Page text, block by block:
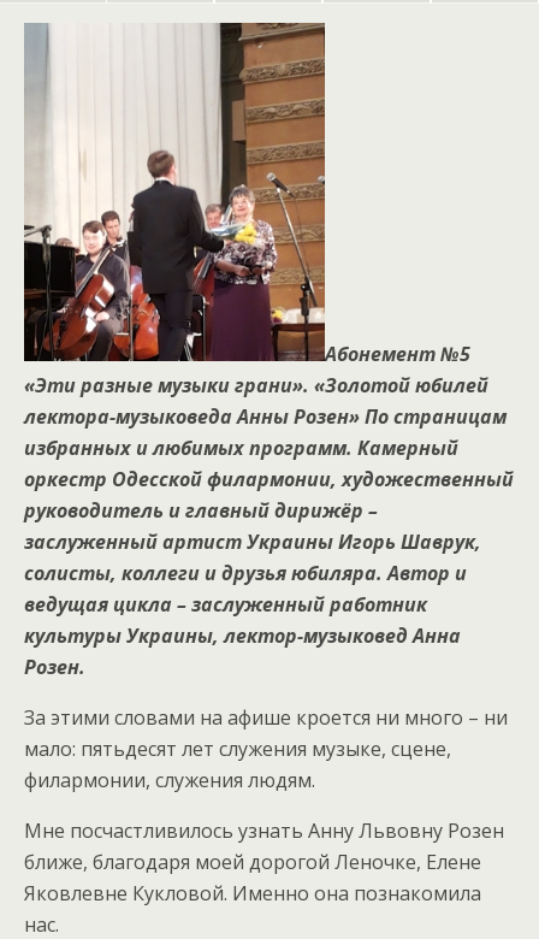
Абонемент №5
«Эти разные музыки грани». «Золотой юбилей
лектора-музыковеда Анны Розен» По страницам
избранных и любимых программ. Камерный
оркестр Одесской филармонии, художественный
руководитель и главный дирижёр –
заслуженный артист Украины Игорь Шаврук,
солисты, коллеги и друзья юбиляра. Автор и
ведущая цикла – заслуженный работник
культуры Украины, лектор-музыковед Анна
Розен.
За этими словами на афише кроется ни много – ни
мало: пятьдесят лет служения музыке, сцене,
филармонии, служения людям.
Мне посчастливилось узнать Анну Львовну Розен
ближе, благодаря моей дорогой Леночке, Елене
Яковлевне Кукловой. Именно она познакомила
нас.